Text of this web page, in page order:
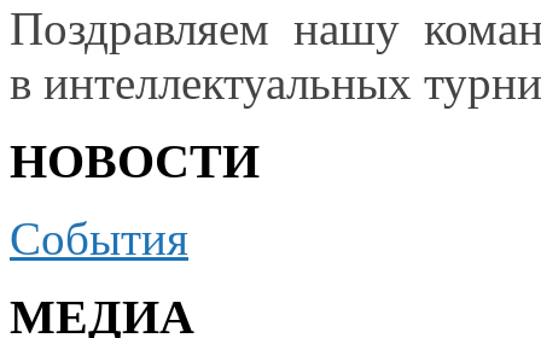
Поздравляем нашу
в интеллектуальных
НОВОСТИ
События
МЕДИА